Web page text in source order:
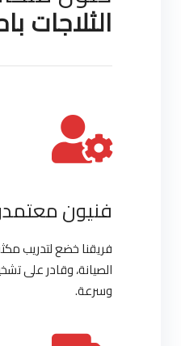
الثلاجات
فنيون
فريقنا خضع لتدريب
الصيانة، وقادر على
وسرعة.